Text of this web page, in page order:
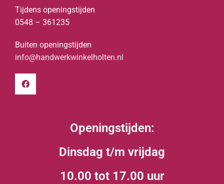
Tijdens openingstijden
0548 – 361235
Buiten openingstijden
info@handwerkwinkelholten.nl
Openingstijden:
Dinsdag t/m vrijdag
10.00 tot 17.00 uur